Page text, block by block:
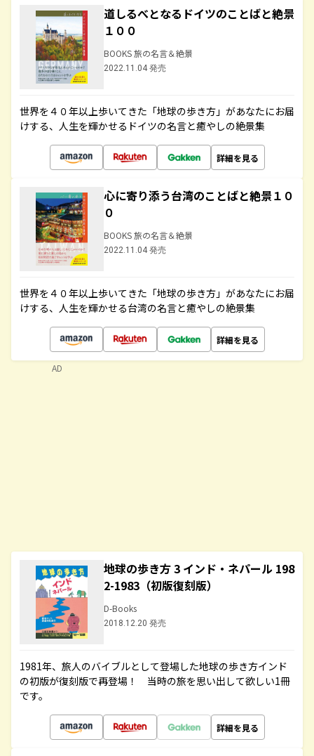
道しるべとなるドイツのことばと絶景
１００
BOOKS 旅の名言＆絶景
2022.11.04 発売
世界を４０年以上歩いてきた「地球の歩き方」があなたにお届
けする、人生を輝かせるドイツの名言と癒やしの絶景集
詳細を見る
心に寄り添う台湾のことばと絶景１０
０
BOOKS 旅の名言＆絶景
2022.11.04 発売
世界を４０年以上歩いてきた「地球の歩き方」があなたにお届
けする、人生を輝かせる台湾の名言と癒やしの絶景集
詳細を見る
地球の歩き方 3 インド・ネパール 198
2-1983（初版復刻版）
D-Books
2018.12.20 発売
1981年、旅人のバイブルとして登場した地球の歩き方インド
の初版が復刻版で再登場！ 当時の旅を思い出して欲しい1冊
です。
詳細を見る
AD